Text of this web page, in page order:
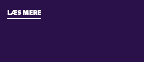
LÆS MERE